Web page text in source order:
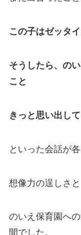
この子はゼッタ
そうしたら、の
こと
きっと思い出し
といった会話が
想像力の逞しさと
のいえ保育園へ
間でした。